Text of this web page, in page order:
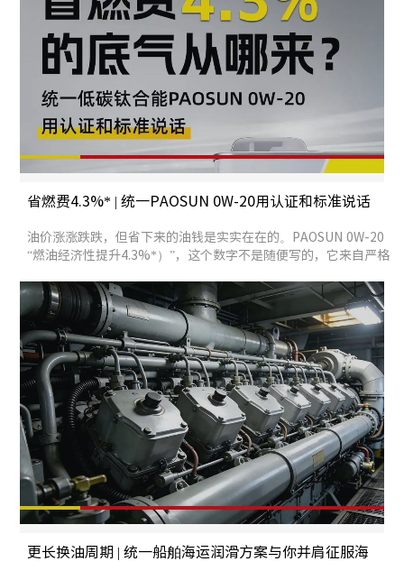
省燃费4.3%* | 统一PAOSUN 0W-20用认证和标准说话
油价涨涨跌跌，但省下来的油钱是实实在在的。PAOSUN 0W-20
“燃油经济性提升4.3%*）”，这个数字不是随便写的，它来自严格
OEM主机厂认证 &gt; ACEA &gt; API 如果你开的是奔驰、宝
马、奥迪、保时
更长换油周期 | 统一船舶海运润滑方案与你并肩征服海